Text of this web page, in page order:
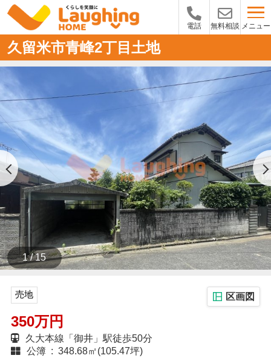
電話 無料相談 メニュー
久留米市青峰2丁目土地
1 / 15
売地 区画図
350万円
久大本線「御井」駅徒歩50分
公簿 : 348.68㎡(105.47坪)